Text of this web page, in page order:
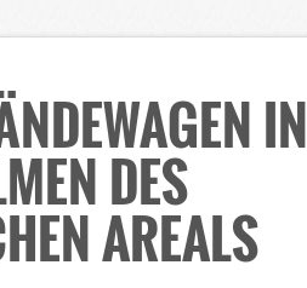
IN
DES
AREALS